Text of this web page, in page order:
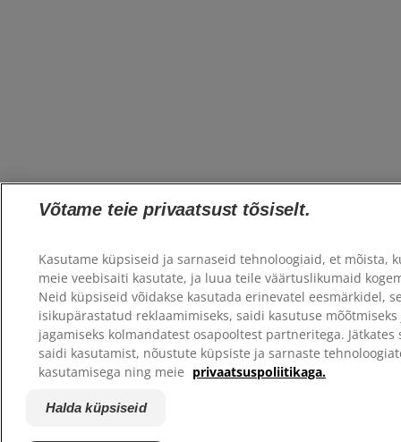
Võtame teie privaatsust tõsiselt.
Kasutame küpsiseid ja sarnaseid tehnoloogiaid, et mõista,
meie veebisaiti kasutate, ja luua teile väärtuslikumaid
Neid küpsiseid võidakse kasutada erinevatel eesmärkidel,
isikupärastatud reklaamimiseks, saidi kasutuse mõõtmiseks
jagamiseks kolmandatest osapooltest partneritega. Jätkates
saidi kasutamist, nõustute küpsiste ja sarnaste
kasutamisega ning meie privaatsuspoliitikaga.
Halda küpsiseid